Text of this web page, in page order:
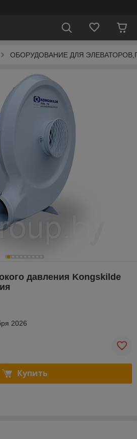
ОБОРУДОВАНИЕ ДЛЯ
давления Kongskilde
2026
Купить